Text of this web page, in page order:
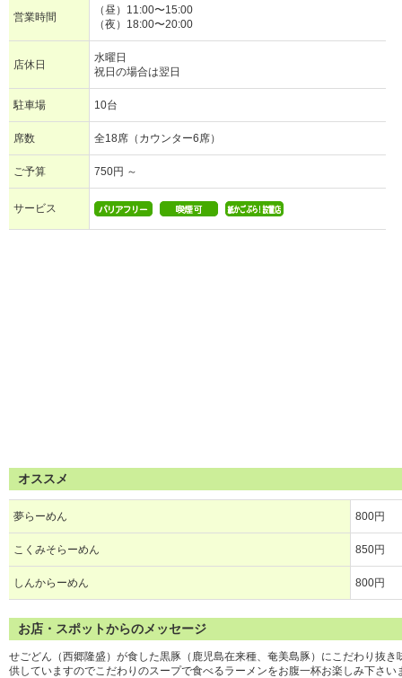
営業時間
（昼）11:00〜15:00
（夜）18:00〜20:00
店休日
水曜日
祝日の場合は翌日
駐車場 10台
席数 全18席（カウンター6席）
ご予算 750円 ～
サービス
オススメ
夢らーめん 800円
こくみそらーめん 850円
しんからーめん 800円
お店・スポットからのメッセージ
せごどん（西郷隆盛）が食した黒豚（鹿児島在来種、奄美島豚）にこだわり抜
供していますのでこだわりのスープで食べるラーメンをお腹一杯お楽しみ下さい